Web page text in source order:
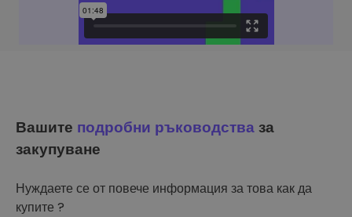
Вашите подробни ръководстваза
закупуване
Нуждаете се от повече информация за това как да
купите ?